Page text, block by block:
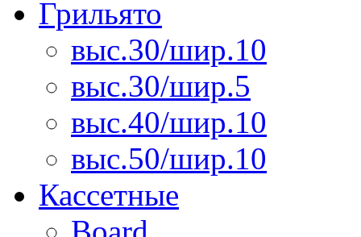
Грильято
выс.30/шир.10
выс.30/шир.5
выс.40/шир.10
выс.50/шир.10
Кассетные